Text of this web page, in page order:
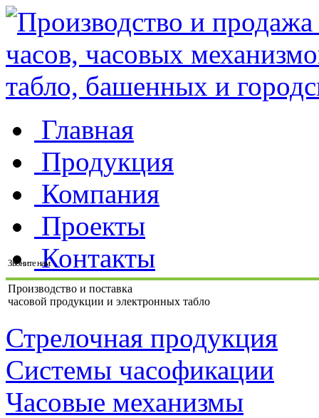
Главная
Продукция
Компания
Проекты
Контакты
Звоните нам
Производство и поставка
часовой продукции и электронных табло
Стрелочная продукция
Системы часофикации
Часовые механизмы